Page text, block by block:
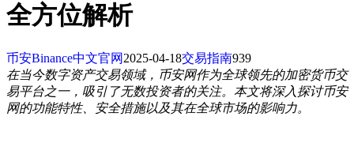
全方位解析
币安Binance中文官网 2025-04-18交易指南939
在当今数字资产交易领域，币安网作为全球领先的加密货币交
易平台之一，吸引了无数投资者的关注。本文将深入探讨币安
网的功能特性、安全措施以及其在全球市场的影响力。